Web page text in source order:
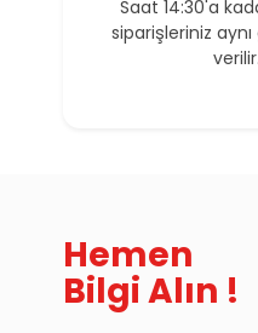
Saat 14:30'a
siparişleriniz
verilir.
Hemen
Bilgi Alın !